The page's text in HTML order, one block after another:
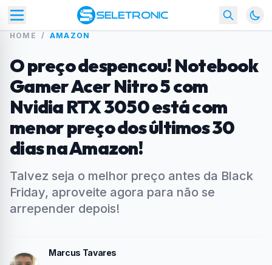
HOME / AMAZON
O preço despencou! Notebook
Gamer Acer Nitro 5 com
Nvidia RTX 3050 está com
menor preço dos últimos 30
dias na Amazon!
Talvez seja o melhor preço antes da Black
Friday, aproveite agora para não se
arrepender depois!
Marcus Tavares